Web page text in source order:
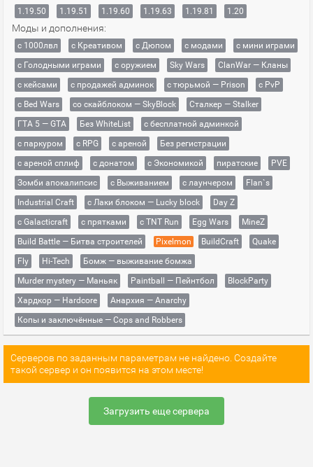
1.19.50
1.19.51 1.19.60 1.19.63 1.19.81 1.20
Моды и дополнения:
с 1000лвл c Креативом с Дюпом с модами
с мини играми
с Голодными играми
с оружием Sky Wars
ClanWar — Кланы
с кейсами
с продажей админок с тюрьмой — Prison
с PvP
с Bed Wars
со скайблоком — SkyBlock
Сталкер — Stalker
ГТА 5 — GTA
Без WhiteList
с бесплатной админкой
с паркуром
с RPG с ареной
Без регистрации
с ареной сплиф
с донатом с Экономикой пиратские
PVE
Зомби апокалипсис
с Выживанием с лаунчером
Flan`s
Industrial Craft
с Лаки блоком — Lucky block
Day Z
с Galacticraft
с прятками с TNT Run Egg Wars
MineZ
Build Battle — Битва строителей
Pixelmon BuildCraft
Quake
Fly
Hi-Tech
Бомж — выживание бомжа
Murder mystery — Маньяк
Paintball — Пейнтбол
BlockParty
Хардкор — Hardcore
Анархия — Anarchy
Копы и заключённые — Cops and Robbers
Серверов по заданным параметрам не найдено. Создайте
такой сервер и он появится на этом месте!
Загрузить еще сервера